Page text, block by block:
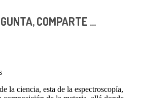
COMPARTE ...